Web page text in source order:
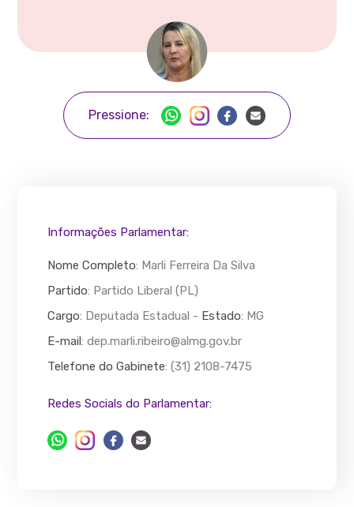
Pressione:
Informações Parlamentar:
Nome Completo: Marli Ferreira Da Silva
Partido: Partido Liberal (PL)
Cargo: Deputada Estadual - Estado: MG
E-mail:dep.marli.ribeiro@almg.gov.br
Telefone do Gabinete: (31) 2108-7475
Redes Socials do Parlamentar: